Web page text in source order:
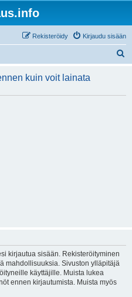
Kirjaudu sisään
Rekisteröidy
i
kuin voit lainata
kirjautua sisään. Rekisteröityminen
mahdollisuuksia. Sivuston ylläpitäjä
käyttäjille. Muista lukea
ennen kirjautumista. Muista myös